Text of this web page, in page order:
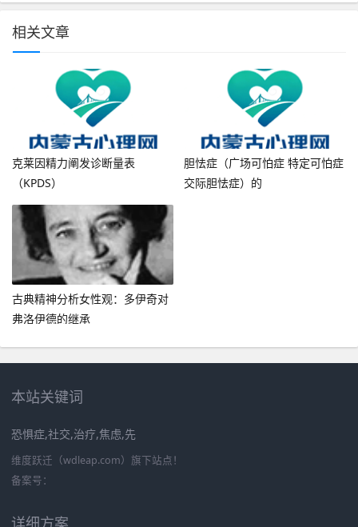
相关文章
克莱因精力阐发诊断量表
（KPDS）
胆怯症（广场可怕症 特定可怕症
交际胆怯症）的
古典精神分析女性观：多伊奇对
弗洛伊德的继承
本站关键词
恐惧症,社交,治疗,焦虑,先
维度跃迁（wdleap.com）旗下站点！
备案号：
详细方案